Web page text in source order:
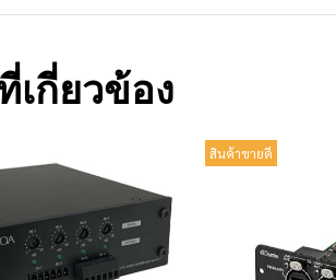
เกี่ยวข้อง
สินค้าขายดี